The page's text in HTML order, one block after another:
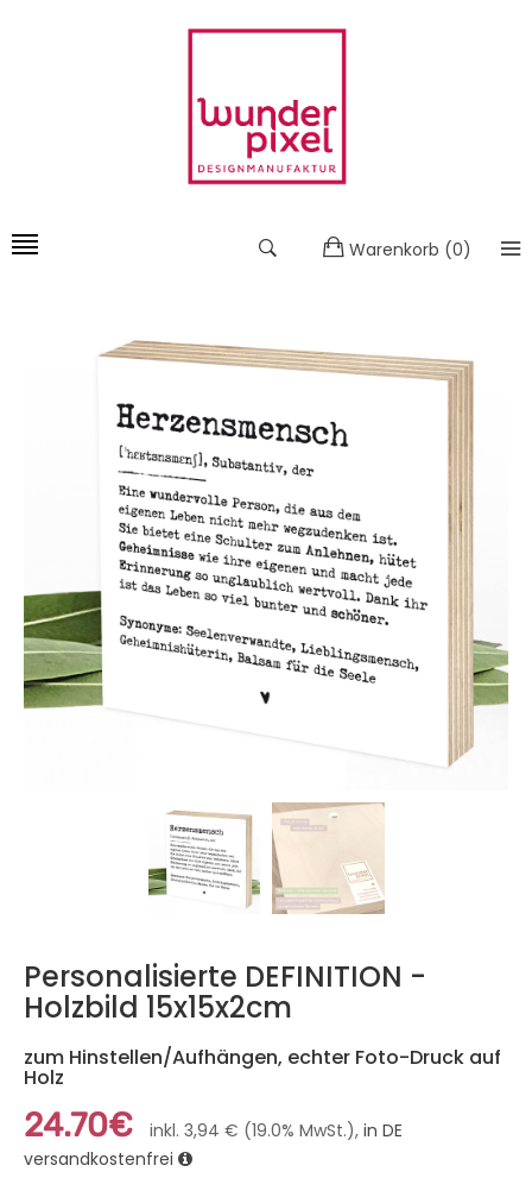
Warenkorb (0)
Personalisierte DEFINITION -
Holzbild 15x15x2cm
zum Hinstellen/Aufhängen, echter Foto-Druck auf
Holz
24.70€ inkl. 3,94 € (19.0% MwSt.), in DE
versandkostenfrei